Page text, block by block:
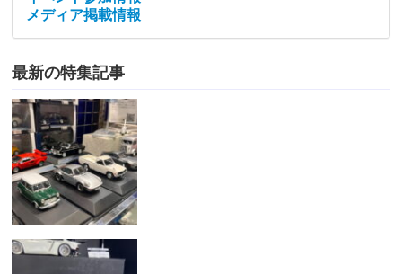
メディア掲載情報
最新の特集記事